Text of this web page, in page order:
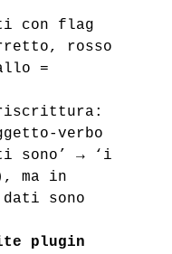
con flag
rosso
=
verbo
sono’ → ‘i
ma in
sono
plugin